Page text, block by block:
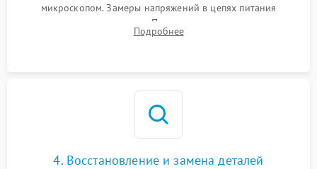
микроскопом. Замеры напряжений в цепях питания
процессора и видеокарты. Проверка состояния жесткого
диска и оперативной памяти с помощью POST-карт и
Подробнее
4. Восстановление и замена деталей